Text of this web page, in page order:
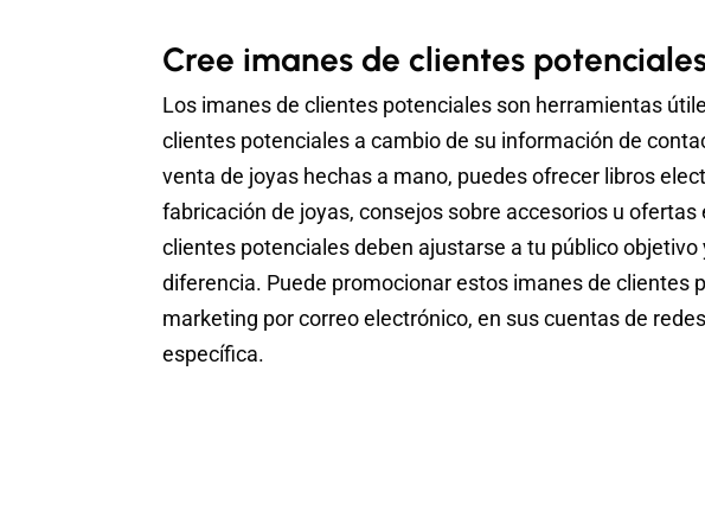
Cree imanes de clientes
Los imanes de clientes potenciales son herramientas
clientes potenciales a cambio de su información de
venta de joyas hechas a mano, puedes ofrecer libros
fabricación de joyas, consejos sobre accesorios u
clientes potenciales deben ajustarse a tu público
diferencia. Puede promocionar estos imanes de clientes
marketing por correo electrónico, en sus cuentas de
específica.